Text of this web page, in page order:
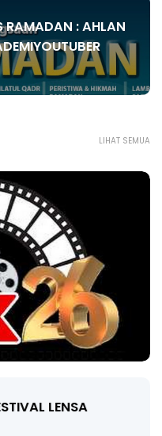
RAMADAN : AHLAN
LIHAT SEMUA
LENSA